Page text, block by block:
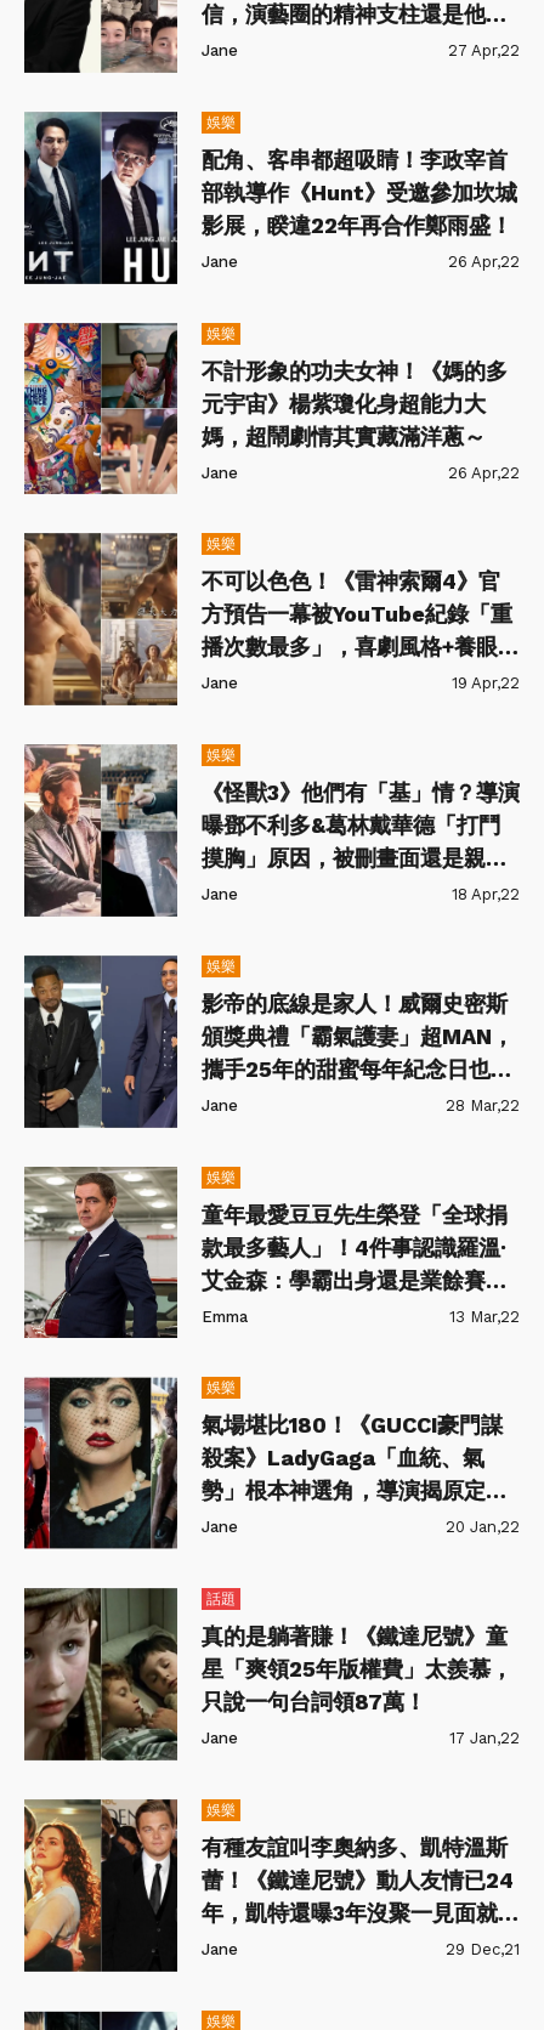
信，演藝圈的精神支柱還是他
們！
Jane 27 Apr,22
娛樂
配角、客串都超吸睛！李政宰首
部執導作《Hunt》受邀參加坎城
影展，睽違22年再合作鄭雨盛！
Jane 26 Apr,22
娛樂
不計形象的功夫女神！《媽的多
元宇宙》楊紫瓊化身超能力大
媽，超鬧劇情其實藏滿洋蔥～
Jane 26 Apr,22
娛樂
不可以色色！《雷神索爾4》官
方預告一幕被YouTube紀錄「重
播次數最多」，喜劇風格+養眼畫
面太期待❤️
Jane 19 Apr,22
娛樂
《怪獸3》他們有「基」情？導演
曝鄧不利多&葛林戴華德「打鬥
摸胸」原因，被刪畫面還是親吻
戲？！
Jane 18 Apr,22
娛樂
影帝的底線是家人！威爾史密斯
頒獎典禮「霸氣護妻」超MAN，
攜手25年的甜蜜每年紀念日也不
缺席❤️
Jane 28 Mar,22
娛樂
童年最愛豆豆先生榮登「全球捐
款最多藝人」！4件事認識羅溫·
艾金森：學霸出身還是業餘賽車
手！
Emma 13 Mar,22
娛樂
氣場堪比180！《GUCCI豪門謀
殺案》LadyGaga「血統、氣
勢」根本神選角，導演揭原定女
主其實是她！
Jane 20 Jan,22
話題
真的是躺著賺！《鐵達尼號》童
星「爽領25年版權費」太羨慕，
只說一句台詞領87萬！
Jane 17 Jan,22
娛樂
有種友誼叫李奧納多、凱特溫斯
蕾！《鐵達尼號》動人友情已24
年，凱特還曝3年沒聚一見面就爆
哭！
Jane 29 Dec,21
娛樂